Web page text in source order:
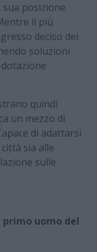
posizione
il più
deciso dei
soluzioni
quindi
un mezzo di
di adattarsi
sia alle
sulle
primo uomo del